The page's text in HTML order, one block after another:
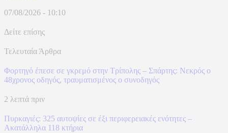
07/08/2026 - 10:10
Δείτε επίσης
Τελευταία Άρθρα
Φορτηγό έπεσε σε γκρεμό στην Τρίπολης – Σπάρτης: Νεκρός ο
48χρονος οδηγός, τραυματισμένος ο συνοδηγός
2 λεπτά πριν
Πυρκαγιές: 325 αυτοψίες σε έξι περιφερειακές ενότητες –
Ακατάλληλα 118 κτήρια